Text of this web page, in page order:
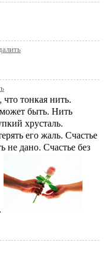
что тонкая нить.
быть. Нить
хрусталь.
его жаль. Счастье
не дано. Счастье без